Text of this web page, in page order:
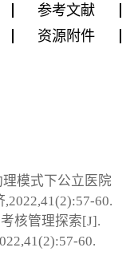
参考文献
资源附件
模式下公立医院
60.
核管理探索[J].
60.